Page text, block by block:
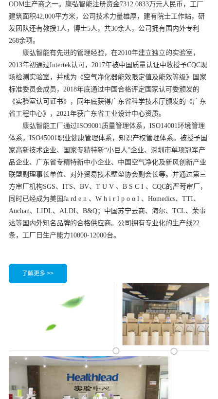
ODM生产商之一。康弘智能注册资金7312.0833万元人民币，工厂
建筑面积42,000平方米，公司技术力量雄厚，建有院士工作站，研
发团队还有教授1人，博士5人，共30余人，公司拥有国内外专利
268余项。
康弘智能有先进的管理经验，在2010年建立独立的实验室，
2013年初通过Intertek认可，2017年被中国质量认证中收授予CQC现
场检测实验室，并成为《空气净化器能效限定值及能效等级》国家
标准委员会成员，2018年底通过中国合格评定国家认可委颁发的
《实验室认可证书》，同年底获得广东省科学技术厅颁发的《广东
省工程中心》，2021年获广东省工业设计中心资质。
康弘智能工厂通过ISO9001质量管理体系，ISO14001环境管理
体系，ISO45001职业健康管理体系，知识产权管理体系。被授予国
家高新技术企业、国家专精特新“小巨人”企业、深圳市单项冠军产
品企业、广东省专精特新中小企业、中国空气净化及新风创新产业
联盟副理事长单位、对外贸易技术壁垒协会副会长等。并通过第三
方审厂机构SGS、ITS、BV、T U V 、B S C I 、CQC的严苛审厂，
同时已经成为美国Ja rd e n 、W h i r l p o o l 、Homedics、TTI、
Auchan、LIDL、ALDI、B&Q；中国苏宁云商、海尔、TCL、荣事
达等国内外知名品牌的合格供应商。公司拥有专业化的生产线22
条，工厂日生产能力10000-12000台。
了解更多 >>